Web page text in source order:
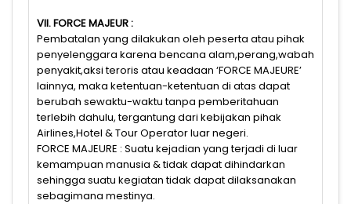
VII. FORCE MAJEUR :
Pembatalan yang dilakukan oleh peserta atau pihak
penyelenggara karena bencana alam,perang,wabah
penyakit,aksi teroris atau keadaan ‘FORCE MAJEURE’
lainnya, maka ketentuan-ketentuan di atas dapat
berubah sewaktu-waktu tanpa pemberitahuan
terlebih dahulu, tergantung dari kebijakan pihak
Airlines,Hotel & Tour Operator luar negeri.
FORCE MAJEURE : Suatu kejadian yang terjadi di luar
kemampuan manusia & tidak dapat dihindarkan
sehingga suatu kegiatan tidak dapat dilaksanakan
sebagimana mestinya.